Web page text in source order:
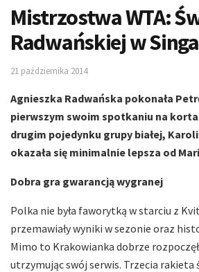
Mistrzostwa WTA:
Radwańskiej w
21 października 2014
Agnieszka Radwańska pokonała
pierwszym swoim spotkaniu na
drugim pojedynku grupy białej,
okazała się minimalnie lepsza od
Dobra gra gwarancją wygranej
Polka nie była faworytką w starciu z
przemawiały wyniki w sezonie oraz
Mimo to Krakowianka dobrze
utrzymując swój serwis. Trzecia rakieta